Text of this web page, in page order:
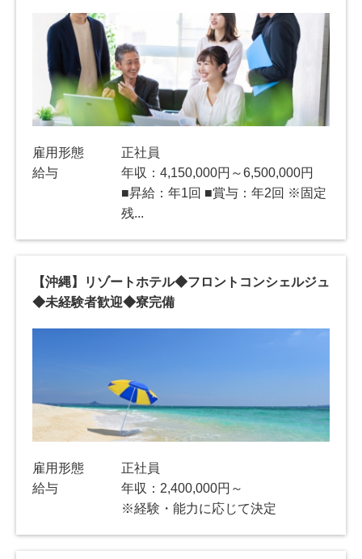
雇用形態
正社員
給与
年収：4,150,000円～6,500,000円
■昇給：年1回 ■賞与：年2回 ※固定
残...
【沖縄】リゾートホテル◆フロントコンシェルジュ
◆未経験者歓迎◆寮完備
雇用形態
正社員
給与
年収：2,400,000円～
※経験・能力に応じて決定